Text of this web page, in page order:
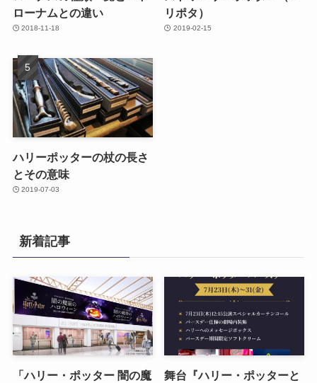
ローナムとの違い
2018-11-18
リポタ）
2019-02-15
ハリーポッターの杖の長さ
とその意味
2019-07-03
新着記事
「ハリー・ポッター 闇の魔
舞台『ハリー・ポッターと